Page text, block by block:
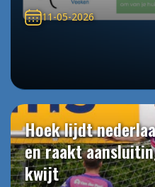
11-05-2026
Hoek lijdt
en raakt
kwijt